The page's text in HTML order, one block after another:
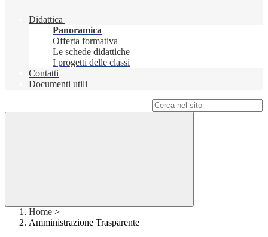
Didattica
Panoramica
Offerta formativa
Le schede didattiche
I progetti delle classi
Contatti
Documenti utili
Home >
Amministrazione Trasparente